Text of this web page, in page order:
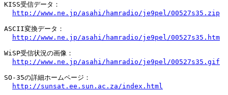
KISS受信データ：
http://www.ne.jp/asahi/hamradio/je9pel/00527s35.zip
ASCII変換データ：
http://www.ne.jp/asahi/hamradio/je9pel/00527s35.htm
WiSP受信状況の画像：
http://www.ne.jp/asahi/hamradio/je9pel/00527s35.gif
SO-35の詳細ホームページ：
http://sunsat.ee.sun.ac.za/index.html